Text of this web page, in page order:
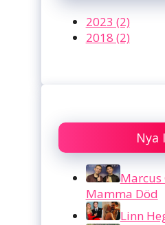
2023 (2)
2018 (2)
Nya
Marcus
Mamma Död
Linn